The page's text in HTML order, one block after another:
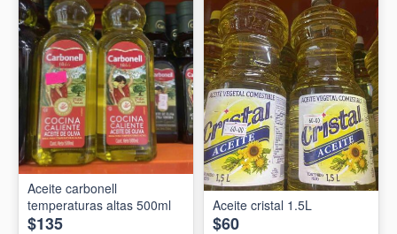
Aceite carbonell
temperaturas altas 500ml
$135
Aceite cristal 1.5L
$60